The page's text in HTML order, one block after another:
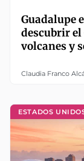
Guadalupe
descubrir el
volcanes y
Claudia Franco
ESTADOS